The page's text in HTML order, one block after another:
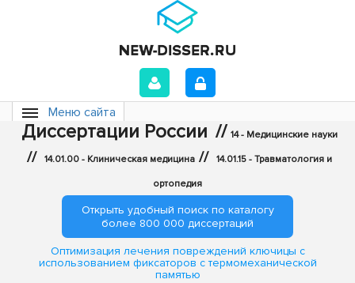
Меню сайта
Диссертации России // 14 - Медицинские науки
// 14.01.00 - Клиническая медицина // 14.01.15 - Травматология и
ортопедия
Открыть удобный поиск по каталогу
более 800 000 диссертаций
Оптимизация лечения повреждений ключицы с
использованием фиксаторов с термомеханической
памятью